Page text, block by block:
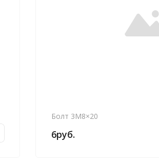
Болт 3М8×20
6руб.